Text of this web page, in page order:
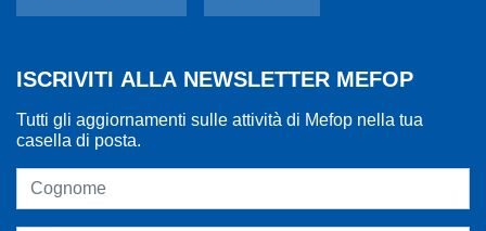
ISCRIVITI ALLA NEWSLETTER MEFOP
Tutti gli aggiornamenti sulle attività di Mefop nella tua
casella di posta.